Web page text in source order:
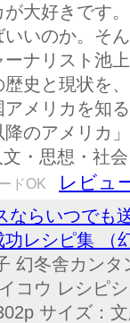
大好きです
いのか。そ
ナリスト池
史と現状を
アメリカを知
のアメリカ
・思想・社会
ドOK レビュ
ならいつで
功レシピ集 （
幻冬舎カン
コウ レシピ
サイズ：